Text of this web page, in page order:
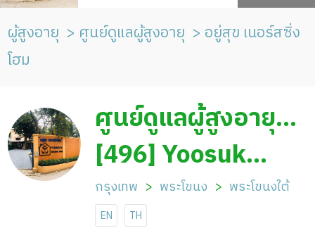
ผู้สูงอายุ ศูนย์ดูแลผู้สูงอายุ
อยู่สุข เนอร์สซิ่ง
โฮม
ศูนย์ดูแลผู้สูงอายุ
อยู่สุข เนอร์สซิ่งโฮม
[496] Yoosuk
Nursing Home
กรุงเทพ พระโขนง พระโขนงใต้
EN TH